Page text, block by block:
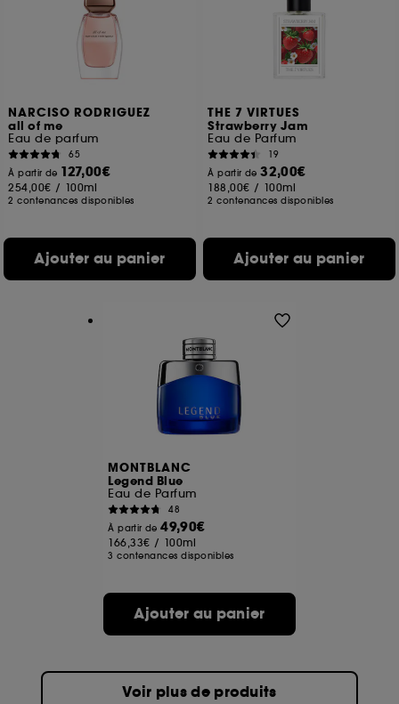
NARCISO RODRIGUEZ
all of me
Eau de parfum
65
À partir de 127,00€
254,00€ / 100ml
2 contenances disponibles
Ajouter au panier
THE 7 VIRTUES
Strawberry Jam
Eau de Parfum
19
À partir de32,00€
188,00€ / 100ml
2 contenances disponibles
Ajouter au panier
MONTBLANC
Legend Blue
Eau de Parfum
48
À partir de49,90€
166,33€ / 100ml
3 contenances disponibles
Ajouter au panier
Voir plus de produits